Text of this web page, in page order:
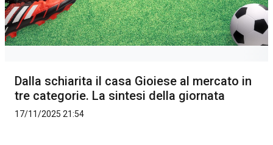
Dalla schiarita il casa Gioiese al mercato in
tre categorie. La sintesi della giornata
17/11/2025 21:54